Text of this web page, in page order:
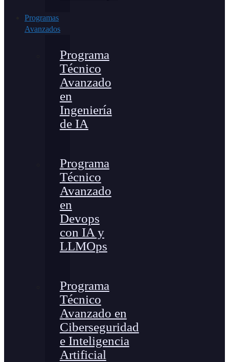
Programas
Avanzados
Programa
Técnico
Avanzado
en
Ingeniería
de IA
Programa
Técnico
Avanzado
en
Devops
con IA y
LLMOps
Programa
Técnico
Avanzado en
Ciberseguridad
e Inteligencia
Artificial